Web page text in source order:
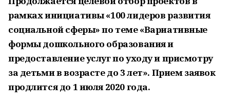
рамках инициативы «100 лидеров развития
социальной сферы» по теме «Вариативные
формы дошкольного образования и
предоставление услуг по уходу и присмотру
за детьми в возрасте до 3 лет». Прием заявок
продлится до 1 июля 2020 года.